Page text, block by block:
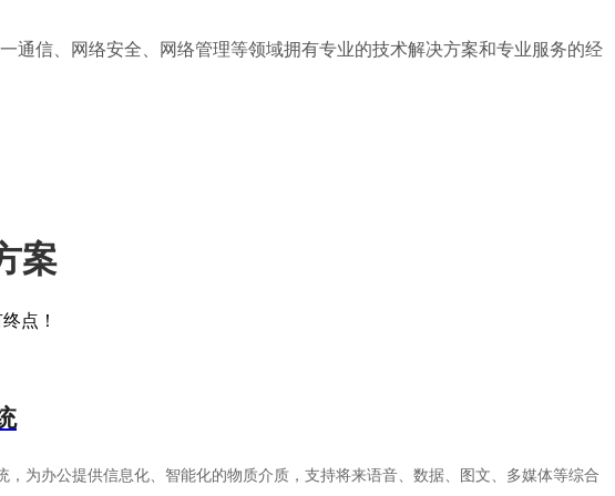
通信、网络安全、网络管理等领域拥有专业的技术解决方案和专业服务的经
案
点！
为办公提供信息化、智能化的物质介质，支持将来语音、数据、图文、多媒体等综合